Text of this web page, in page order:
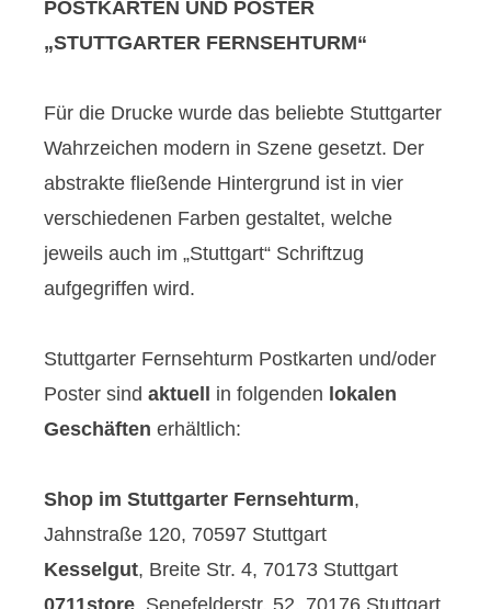
POSTKARTEN UND POSTER
„STUTTGARTER FERNSEHTURM“
Für die Drucke wurde das beliebte Stuttgarter
Wahrzeichen modern in Szene gesetzt. Der
abstrakte fließende Hintergrund ist in vier
verschiedenen Farben gestaltet, welche
jeweils auch im „Stuttgart“ Schriftzug
aufgegriffen wird.
Stuttgarter Fernsehturm Postkarten und/oder
Poster sind aktuell in folgenden lokalen
Geschäften erhältlich:
Shop im Stuttgarter Fernsehturm,
Jahnstraße 120, 70597 Stuttgart
Kesselgut, Breite Str. 4, 70173 Stuttgart